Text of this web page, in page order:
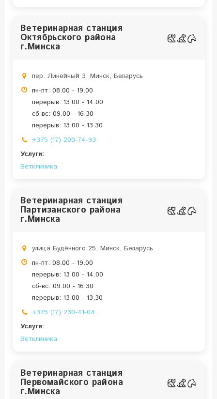
Ветеринарная станция
Октябрьского района
г.Минска
пер. Линейный 3, Минск, Беларусь
пн-пт: 08.00 - 19.00
перерыв: 13.00 - 14.00
сб-вс: 09.00 - 16.30
перерыв: 13.00 - 13.30
+375 (17) 200-74-93
Услуги:
Ветклиника
Ветеринарная станция
Партизанского района
г.Минска
улица Будённого 25, Минск, Беларусь
пн-пт: 08.00 - 19.00
перерыв: 13.00 - 14.00
сб-вс: 09.00 - 16.30
перерыв: 13.00 - 13.30
+375 (17) 230-41-04
Услуги:
Ветклиника
Ветеринарная станция
Первомайского района
г.Минска